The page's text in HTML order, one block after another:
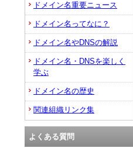
ドメイン名重要ニュース
ドメイン名ってなに？
ドメイン名やDNSの解説
ドメイン名・DNSを楽しく
学ぶ
ドメイン名の歴史
関連組織リンク集
よくある質問